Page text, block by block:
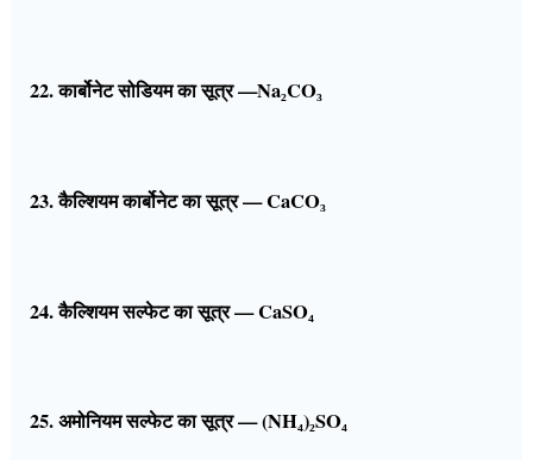
22. कार्बोनेट सोडियम का सूत्र —Na₂CO₃
23. कैल्शियम कार्बोनेट का सूत्र — CaCO₃
24. कैल्शियम सल्फेट का सूत्र — CaSO₄
25. अमोनियम सल्फेट का सूत्र — (NH₄)₂SO₄